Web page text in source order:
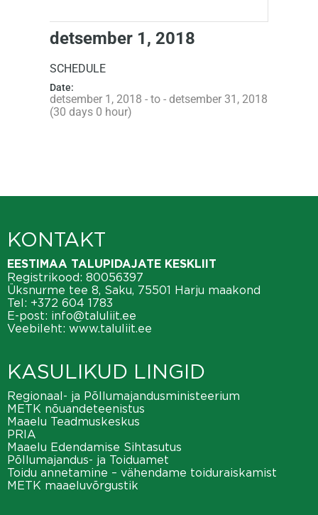
detsember 1, 2018
SCHEDULE
Date:
detsember 1, 2018 - to - detsember 31, 2018
(30 days 0 hour)
KONTAKT
EESTIMAA TALUPIDAJATE KESKLIIT
Registrikood: 80056397
Üksnurme tee 8, Saku, 75501 Harju maakond
Tel: +372 604 1783
E-post: info@taluliit.ee
Veebileht: www.taluliit.ee
KASULIKUD LINGID
Regionaal- ja Põllumajandusministeerium
METK nõuandeteenistus
Maaelu Teadmuskeskus
PRIA
Maaelu Edendamise Sihtasutus
Põllumajandus- ja Toiduamet
Toidu annetamine – vähendame toiduraiskamist
METK maaeluvõrgustik